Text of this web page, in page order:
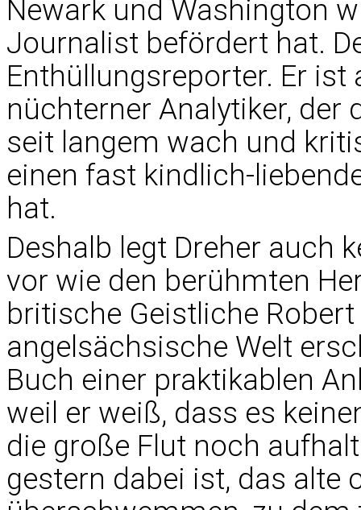
Newark und Washington
Journalist befördert hat.
Enthüllungsreporter. Er
nüchterner Analytiker, der
seit langem wach und
einen fast kindlich-
hat.
Deshalb legt Dreher auch
vor wie den berühmten
britische Geistliche
angelsächsische Welt
Buch einer praktikablen
weil er weiß, dass es
die große Flut noch
gestern dabei ist, das alte